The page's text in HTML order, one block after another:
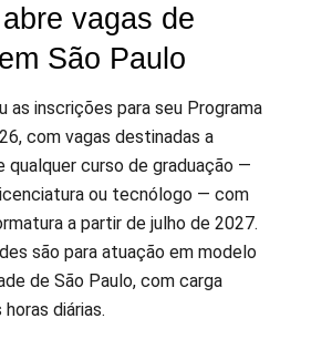
vagas de
São Paulo
as inscrições para seu Programa
com vagas destinadas a
qualquer curso de graduação —
ou tecnólogo — com
a partir de julho de 2027.
são para atuação em modelo
de São Paulo, com carga
diárias.